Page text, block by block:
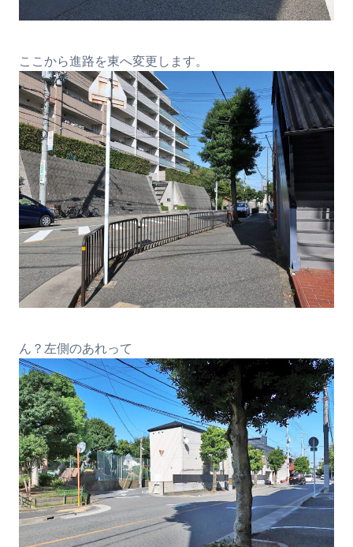
ここから進路を東へ変更します。
ん？左側のあれって